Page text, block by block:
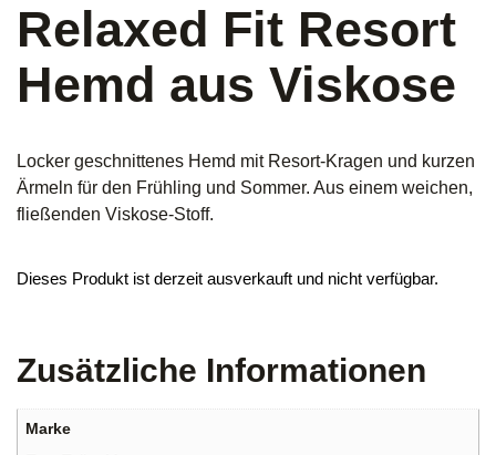
Relaxed Fit Resort
Hemd aus Viskose
Locker geschnittenes Hemd mit Resort-Kragen und kurzen
Ärmeln für den Frühling und Sommer. Aus einem weichen,
fließenden Viskose-Stoff.
Dieses Produkt ist derzeit ausverkauft und nicht verfügbar.
Zusätzliche Informationen
Marke